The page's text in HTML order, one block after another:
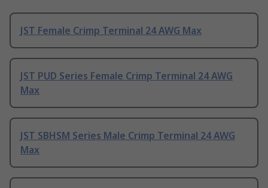
JST Female Crimp Terminal 24 AWG Max
JST PUD Series Female Crimp Terminal 24 AWG
Max
JST SBHSM Series Male Crimp Terminal 24 AWG
Max